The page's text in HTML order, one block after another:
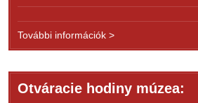
További információk >
Otváracie hodiny múzea: